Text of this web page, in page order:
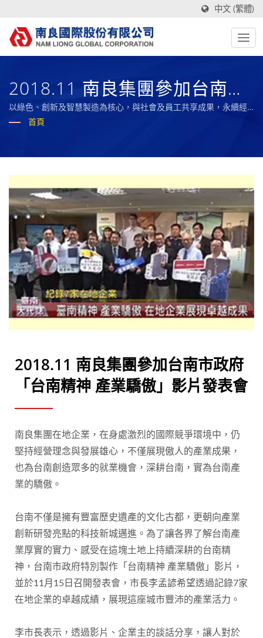
中文 (繁體)
2018.11 南良集團參加台南市
政府「台南精神 產業驕傲」影
以綠色、創新及智慧製造為核心，與社會及員工共享成果，永續經
營的全球複合材料之標竿企業。
首頁
2018.11 南良集團參加台南市政府
「台南精神 產業驕傲」影片發表會
南良集團在地企業，在身處激烈的國際競爭環境中，仍
堅持經營理念與發展雄心，不僅展現傲人的產業成果，
也為台南創造眾多的就業機會，深耕台南，實為台南產
業的驕傲。
台南不僅是擁有豐富歷史遺產的文化古都，更朝向產業
創新研發亮點的科技新城邁進。為了讓各界了解台南產
業厚實的實力、感受在這塊土地上持續深耕的台南精
神，台南市政府特別製作「台南精神 產業驕傲」影片，
並於11月15日召開發表會，市長李孟諺希望透過記錄7家
在地企業的卓越成績，展現這座城市豐沛的產業活力。
李市長表示，透過影片、企業主的談話分享，讓人對於